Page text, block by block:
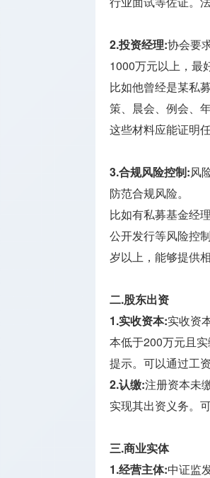
2.投资经理:协会要
1000万元以上，最
比如他曾经是某私
策、晨会、例会、
这些材料应能证明
3.合规风险控制:风
防范合规风险。
比如有私募基金经
公开发行等风险控
岁以上，能够提供
二.股东出资
1.实收资本:实收资
本低于200万元且
提示。可以通过工
2.认缴:注册资本未
实现其出资义务。
三.商业实体
1.经营主体:中证监